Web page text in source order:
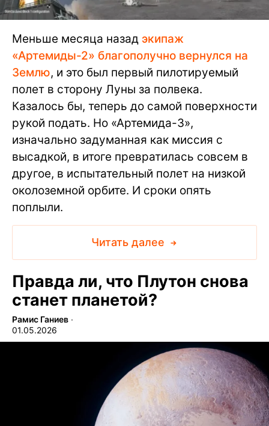
Меньше месяца назад экипаж
«Артемиды-2» благополучно вернулся на
Землю, и это был первый пилотируемый
полет в сторону Луны за полвека.
Казалось бы, теперь до самой поверхности
рукой подать. Но «Артемида-3»,
изначально задуманная как миссия с
высадкой, в итоге превратилась совсем в
другое, в испытательный полет на низкой
околоземной орбите. И сроки опять
поплыли.
Читать далее
Правда ли, что Плутон снова
станет планетой?
Рамис Ганиев ∙
01.05.2026